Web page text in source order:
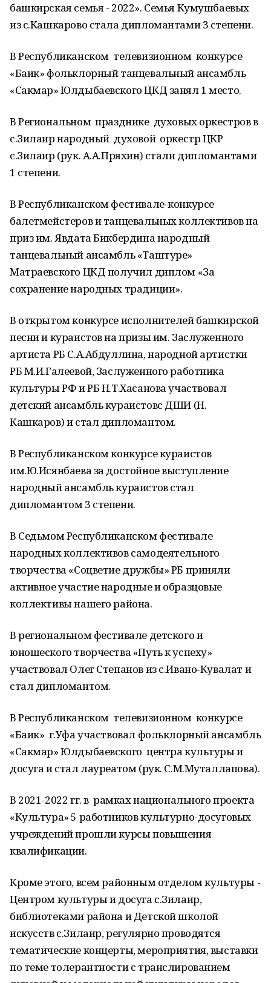
башкирская семья - 2022». Семья Кумушбаевых
из с.Кашкарово стала дипломантами 3 степени.
В Республиканском телевизионном конкурсе
«Баик» фольклорный танцевальный ансамбль
«Сакмар» Юлдыбаевского ЦКД занял 1 место.
В Региональном празднике духовых оркестров в
с.Зилаир народный духовой оркестр ЦКР
с.Зилаир (рук. А.А.Пряхин) стали дипломантами
1 степени.
В Республиканском фестивале-конкурсе
балетмейстеров и танцевальных коллективов на
приз им. Явдата Бикбердина народный
танцевальный ансамбль «Таштуре»
Матраевского ЦКД получил диплом «За
сохранение народных традиции».
В открытом конкурсе исполнителей башкирской
песни и кураистов на призы им. Заслуженного
артиста РБ С.А.Абдуллина, народной артистки
РБ М.И.Галеевой, Заслуженного работника
культуры РФ и РБ Н.Т.Хасанова участвовал
детский ансамбль кураистовс ДШИ (Н.
Кашкаров) и стал дипломантом.
В Республиканском конкурсе кураистов
им.Ю.Исянбаева за достойное выступление
народный ансамбль кураистов стал
дипломантом 3 степени.
В Седьмом Республиканском фестивале
народных коллективов самодеятельного
творчества «Соцветие дружбы» РБ приняли
активное участие народные и образцовые
коллективы нашего района.
В региональном фестивале детского и
юношеского творчества «Путь к успеху»
участвовал Олег Степанов из с.Ивано-Кувалат и
стал дипломантом.
В Республиканском телевизионном конкурсе
«Баик» г.Уфа участвовал фольклорный ансамбль
«Сакмар» Юлдыбаевского центра культуры и
досуга и стал лауреатом (рук. С.М.Муталлапова).
В 2021-2022 гг. в рамках национального проекта
«Культура» 5 работников культурно-досуговых
учреждений прошли курсы повышения
квалификации.
Кроме этого, всем районным отделом культуры -
Центром культуры и досуга с.Зилаир,
библиотеками района и Детской школой
искусств с.Зилаир, регулярно проводятся
тематические концерты, мероприятия, выставки
по теме толерантности с транслированием